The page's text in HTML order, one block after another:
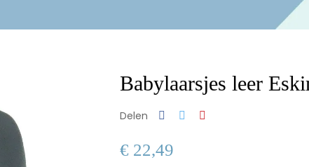
Babylaarsjes leer
Delen
€ 22,49